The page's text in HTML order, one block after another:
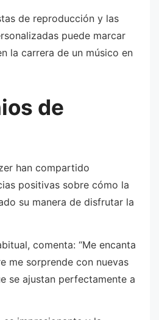
de reproducción y las
puede marcar
la carrera de un músico en
de
han compartido
positivas sobre cómo la
su manera de disfrutar la
comenta: “Me encanta
me sorprende con nuevas
se ajustan perfectamente a